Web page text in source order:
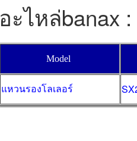
อะไหล่banax
Model
แหวนรองโลเลอร์